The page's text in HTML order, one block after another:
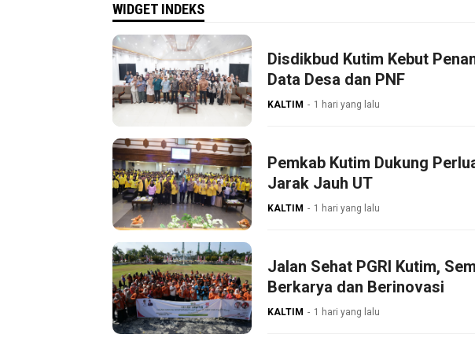
WIDGET INDEKS
Disdikbud Kutim Kebut
Data Desa dan PNF
KALTIM 1 hari yang lalu
Pemkab Kutim Dukung
Jarak Jauh UT
KALTIM 1 hari yang lalu
Jalan Sehat PGRI Kutim,
Berkarya dan Berinovasi
KALTIM 1 hari yang lalu